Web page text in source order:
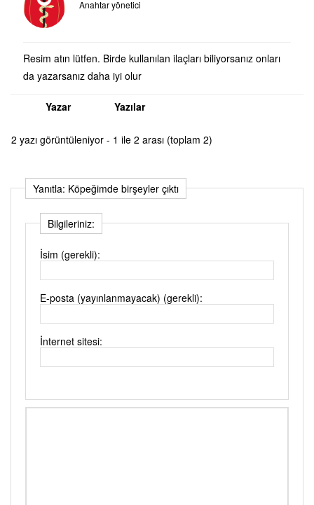
Anahtar yönetici
Resim atın lütfen. Birde kullanılan ilaçları biliyorsanız onları
da yazarsanız daha iyi olur
Yazar Yazılar
2 yazı görüntüleniyor - 1 ile 2 arası (toplam 2)
Yanıtla: Köpeğimde birşeyler çıktı
Bilgileriniz:
İsim (gerekli):
E-posta (yayınlanmayacak) (gerekli):
İnternet sitesi: